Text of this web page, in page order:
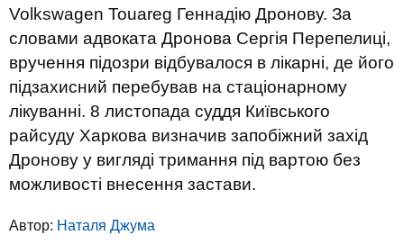
Volkswagen Touareg Геннадію Дронову. За
словами адвоката Дронова Сергія Перепелиці,
вручення підозри відбувалося в лікарні, де його
підзахисний перебував на стаціонарному
лікуванні. 8 листопада суддя Київського
райсуду Харкова визначив запобіжний захід
Дронову у вигляді тримання під вартою без
можливості внесення застави.
Автор: Наталя Джума